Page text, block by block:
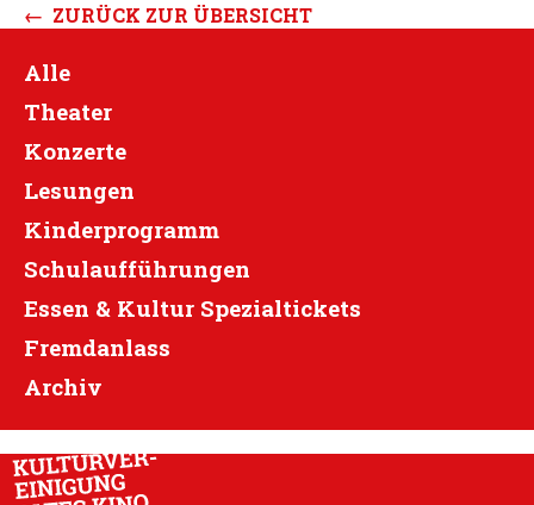
← ZURÜCK ZUR ÜBERSICHT
Alle
Theater
Konzerte
Lesungen
Kinderprogramm
Schulaufführungen
Essen & Kultur Spezialtickets
Fremdanlass
Archiv